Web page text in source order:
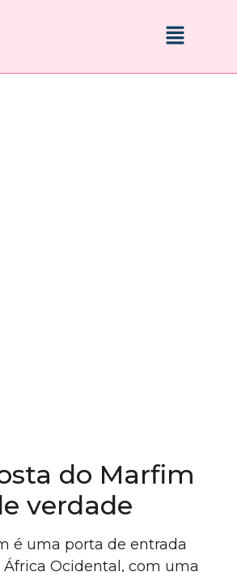
do Marfim
verdade
é uma porta de entrada
Ocidental, com uma